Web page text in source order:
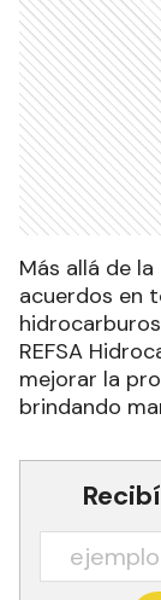
Más allá de
acuerdos en
REFSA
mejorar la
brindando